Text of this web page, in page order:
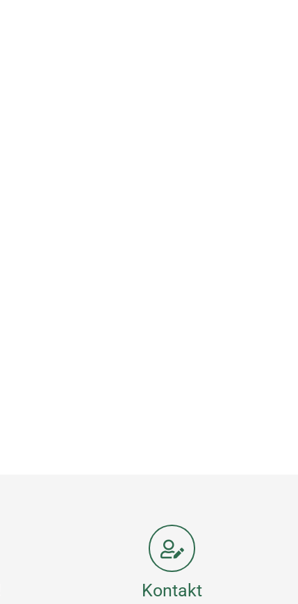
Kontakt